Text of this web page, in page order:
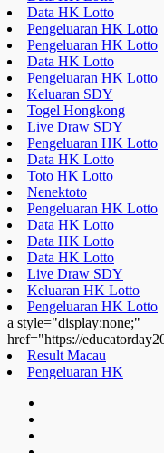
Data HK Lotto
Pengeluaran HK Lotto
Pengeluaran HK Lotto
Data HK Lotto
Pengeluaran HK Lotto
Keluaran SDY
Togel Hongkong
Live Draw SDY
Pengeluaran HK Lotto
Data HK Lotto
Toto HK Lotto
Nenektoto
Pengeluaran HK Lotto
Data HK Lotto
Data HK Lotto
Data HK Lotto
Live Draw SDY
Keluaran HK Lotto
Pengeluaran HK Lotto
a style="display:none;"
href="https://
Result Macau
Pengeluaran HK